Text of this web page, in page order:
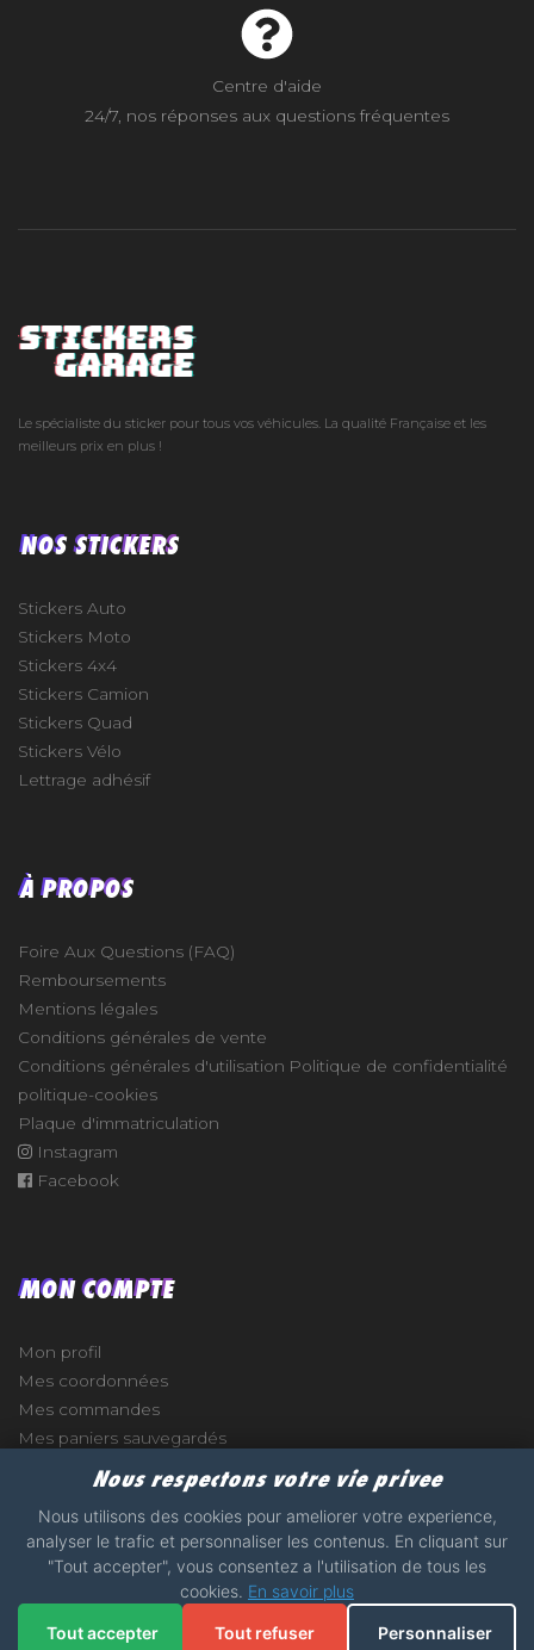
Centre d'aide
24/7, nos réponses aux questions fréquentes
Le spécialiste du sticker pour tous vos véhicules. La qualité Française et les
meilleurs prix en plus !
NOS STICKERS
Stickers Auto
Stickers Moto
Stickers 4x4
Stickers Camion
Stickers Quad
Stickers Vélo
Lettrage adhésif
À PROPOS
Foire Aux Questions (FAQ)
Remboursements
Mentions légales
Conditions générales de vente
Conditions générales d'utilisation Politique de confidentialité
politique-cookies
Plaque d'immatriculation
Instagram
Facebook
MON COMPTE
Mon profil
Mes coordonnées
Mes commandes
Mes paniers sauvegardés
2017 - 2026 - STICKERS-GARAGE.COM - MADE WITH
Nous respectons votre vie privee
Nous utilisons des cookies pour ameliorer votre experience,
analyser le trafic et personnaliser les contenus. En cliquant sur
"Tout accepter", vous consentez a l'utilisation de tous les
cookies. En savoir plus
Tout accepter Tout refuser Personnaliser